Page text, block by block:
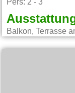
Pers: 2 - 3
Balkon, Terrasse